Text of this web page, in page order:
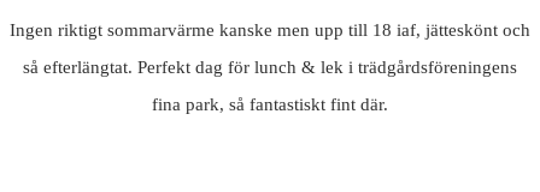
Ingen riktigt sommarvärme kanske men upp till 18 iaf, jätteskönt och
så efterlängtat. Perfekt dag för lunch & lek i trädgårdsföreningens
fina park, så fantastiskt fint där.